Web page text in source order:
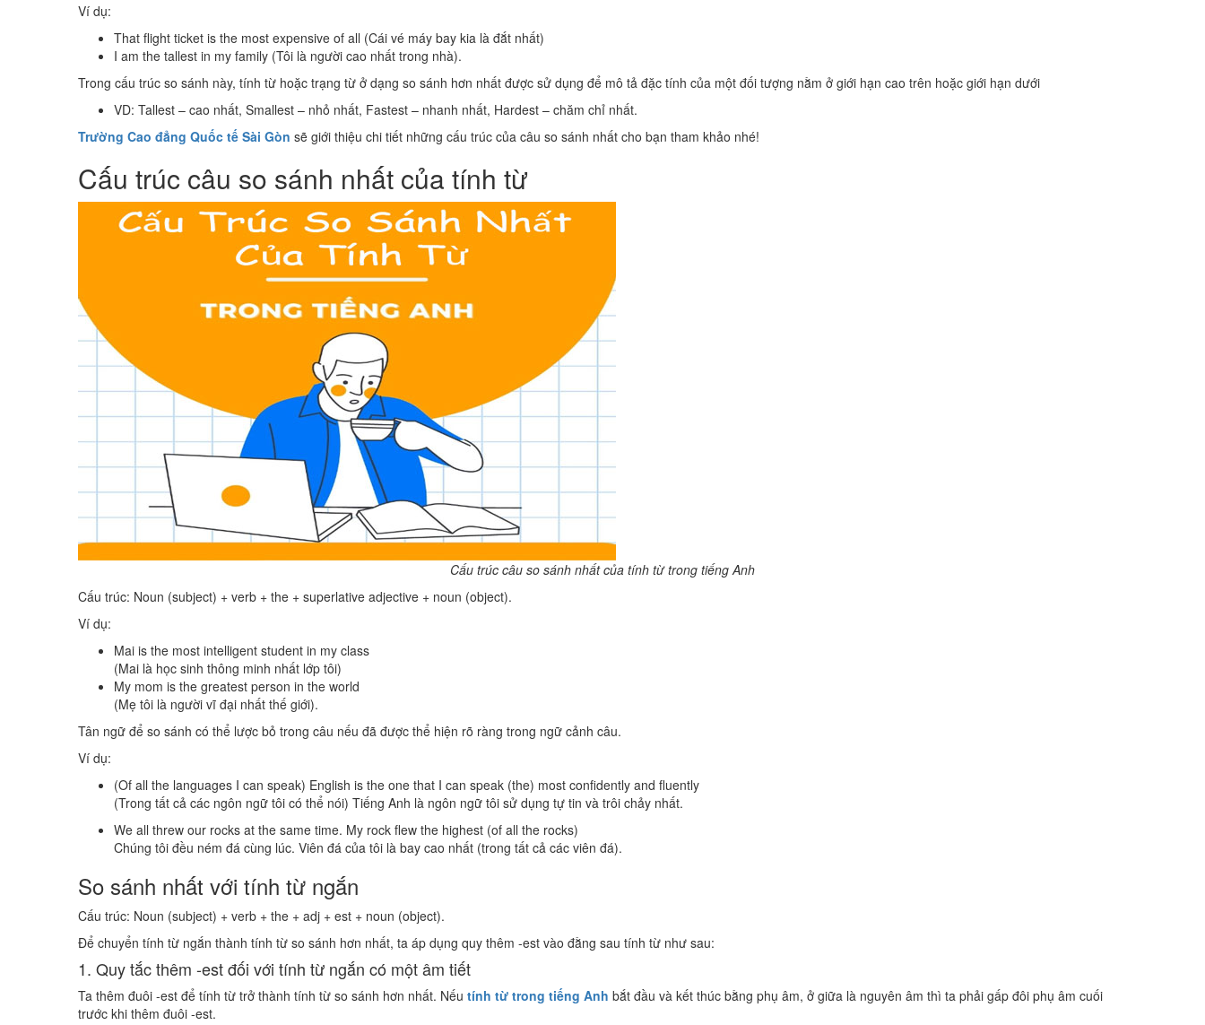
Ví dụ:
That flight ticket is the most expensive of all (Cái vé máy bay kia là đắt nhất)
I am the tallest in my family (Tôi là người cao nhất trong nhà).
Trong cấu trúc so sánh này, tính từ hoặc trạng từ ở dạng so sánh hơn nhất được sử dụng để mô tả đặc tính của một đối tượng nằm ở giới hạn cao trên hoặc giới hạn dưới
VD: Tallest – cao nhất, Smallest – nhỏ nhất, Fastest – nhanh nhất, Hardest – chăm chỉ nhất.
Trường Cao đẳng Quốc tế Sài Gòn sẽ giới thiệu chi tiết những cấu trúc của câu so sánh nhất cho bạn tham khảo nhé!
Cấu trúc câu so sánh nhất của tính từ
Cấu trúc câu so sánh nhất của tính từ trong tiếng Anh
Cấu trúc: Noun (subject) + verb + the + superlative adjective + noun (object).
Ví dụ:
Mai is the most intelligent student in my class
(Mai là học sinh thông minh nhất lớp tôi)
My mom is the greatest person in the world
(Mẹ tôi là người vĩ đại nhất thế giới).
Tân ngữ để so sánh có thể lược bỏ trong câu nếu đã được thể hiện rõ ràng trong ngữ cảnh câu.
Ví dụ:
(Of all the languages I can speak) English is the one that I can speak (the) most confidently and fluently
(Trong tất cả các ngôn ngữ tôi có thể nói) Tiếng Anh là ngôn ngữ tôi sử dụng tự tin và trôi chảy nhất.
We all threw our rocks at the same time. My rock flew the highest (of all the rocks)
Chúng tôi đều ném đá cùng lúc. Viên đá của tôi là bay cao nhất (trong tất cả các viên đá).
So sánh nhất với tính từ ngắn
Cấu trúc: Noun (subject) + verb + the + adj + est + noun (object).
Để chuyển tính từ ngắn thành tính từ so sánh hơn nhất, ta áp dụng quy thêm -est vào đằng sau tính từ như sau:
1. Quy tắc thêm -est đối với tính từ ngắn có một âm tiết
Ta thêm đuôi -est để tính từ trở thành tính từ so sánh hơn nhất. Nếu tính từ trong tiếng Anh bắt đầu và kết thúc bằng phụ âm, ở giữa là nguyên âm thì ta phải gấp đôi phụ âm cuối
trước khi thêm đuôi -est.